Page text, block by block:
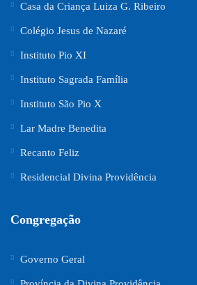
Casa da Criança Luiza G. Ribeiro
Colégio Jesus de Nazaré
Instituto Pio XI
Instituto Sagrada Família
Instituto São Pio X
Lar Madre Benedita
Recanto Feliz
Residencial Divina Providência
Congregação
Governo Geral